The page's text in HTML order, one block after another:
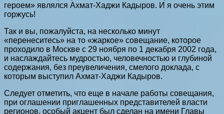
героем» являлся Ахмат-Хаджи Кадыров. И я очень этим
горжусь!
Так и вы, пожалуйста, на несколько минут
«перенеситесь» на то «жаркое» совещание, которое
проходило в Москве с 29 ноября по 1 декабря 2002 года,
и наслаждайтесь мудростью, человечностью и глубиной
содержания, без преувеличения, смелого доклада, с
которым выступил Ахмат-Хаджи Кадыров.
Следует отметить, что еще в начале работы совещания,
при оглашении приглашенных представителей власти
регионов, особый акцент был сделан на имени Главы